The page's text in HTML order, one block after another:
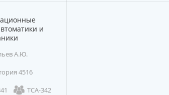
и
А.Ю.
4516
ТСА-342